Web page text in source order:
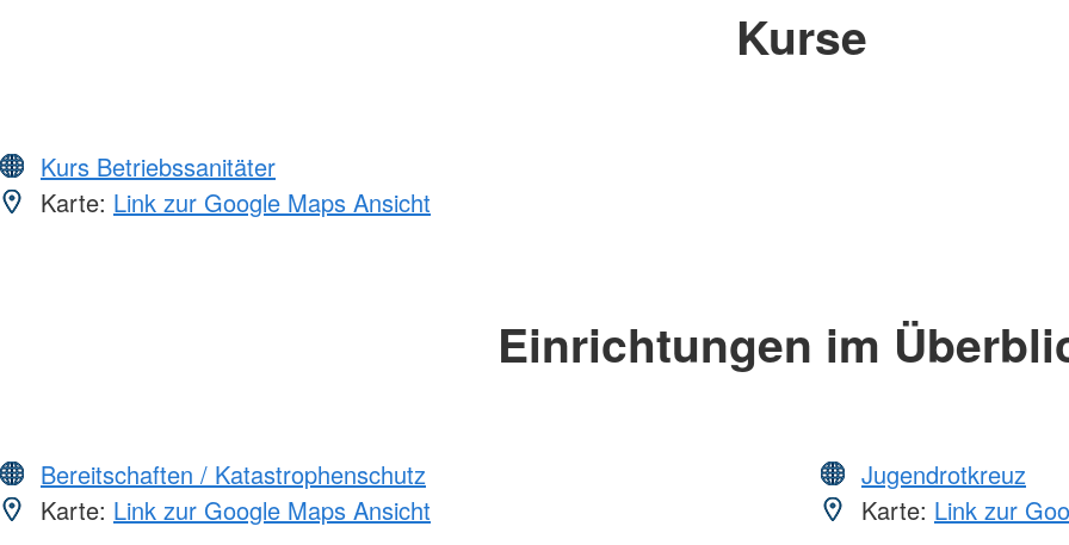
Kurse
Kurs Betriebssanitäter
Karte: Link zur Google Maps Ansicht
Einrichtungen im
Bereitschaften / Katastrophenschutz
Karte: Link zur Google Maps Ansicht
Jugendrotkreuz
Karte: Link zur